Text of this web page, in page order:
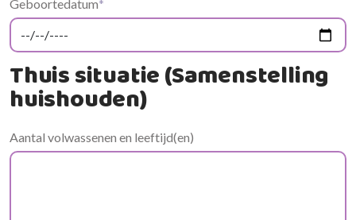
Geboortedatum*
Thuis situatie (Samenstelling
huishouden)
Aantal volwassenen en leeftijd(en)